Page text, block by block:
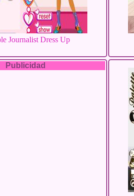
Journalist Dress Up
Publicidad